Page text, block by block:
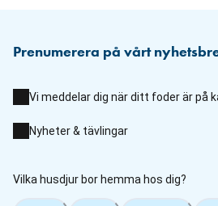
Prenumerera på vårt
Vi meddelar dig när ditt foder är på
Nyheter & tävlingar
Vilka husdjur bor hemma hos dig?